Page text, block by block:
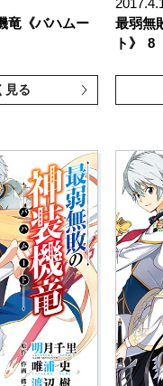
竜《バハムー
見る
最弱無
ト》
8